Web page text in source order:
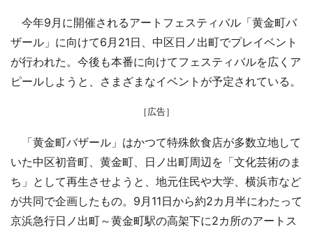
今年9月に開催されるアートフェスティバル「黄金町バ
ザール」に向けて6月21日、中区日ノ出町でプレイベント
が行われた。今後も本番に向けてフェスティバルを広くア
ピールしようと、さまざまなイベントが予定されている。
［広告］
「黄金町バザール」はかつて特殊飲食店が多数立地して
いた中区初音町、黄金町、日ノ出町周辺を「文化芸術のま
ち」として再生させようと、地元住民や大学、横浜市など
が共同で企画したもの。9月11日から約2カ月半にわたって
京浜急行日ノ出町～黄金町駅の高架下に2カ所のアートス